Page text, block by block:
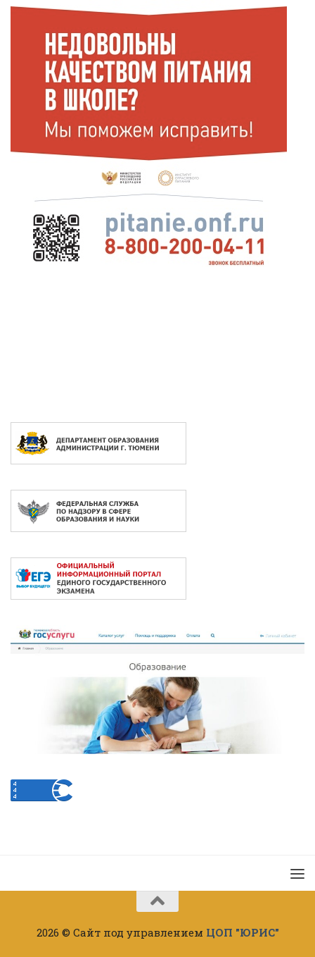
2026 © Сайт под управлением ЦОП "ЮРИС"